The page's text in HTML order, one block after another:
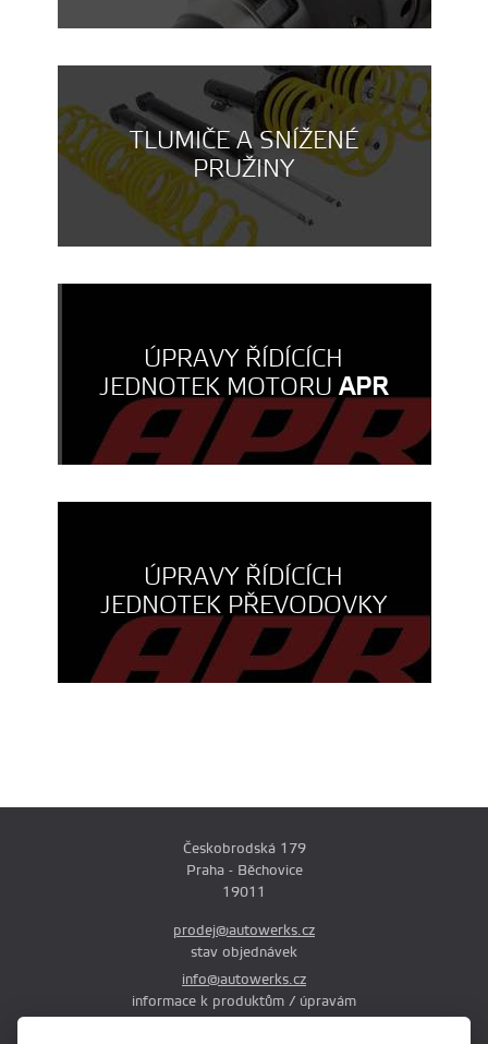
TLUMIČE A SNÍŽENÉ
PRUŽINY
ÚPRAVY ŘÍDÍCÍCH
JEDNOTEK MOTORUAPR
ÚPRAVY ŘÍDÍCÍCH
JEDNOTEK PŘEVODOVKY
Českobrodská 179
Praha - Běchovice
19011
prodej@autowerks.cz
stav objednávek
info@autowerks.cz
informace k produktům / úpravám